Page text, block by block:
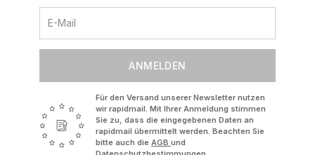
ANMELDEN
Für den Versand unserer Newsletter nutzen
wir rapidmail. Mit Ihrer Anmeldung stimmen
Sie zu, dass die eingegebenen Daten an
rapidmail übermittelt werden. Beachten Sie
bitte auch die AGB und